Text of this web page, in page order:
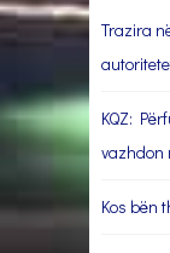
Trazira
KQZ:
vazhdon
Kos bën